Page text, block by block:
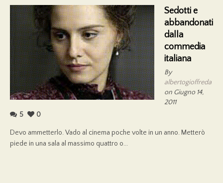
Sedotti e
abbandonati
dalla
commedia
italiana
By
albertogioffreda
on Giugno 14,
2011
5
0
Devo ammetterlo. Vado al cinema poche volte in un anno. Metterò
piede in una sala al massimo quattro o...